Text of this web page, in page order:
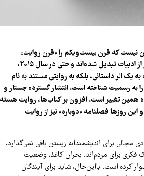
نیست که قرن بیست‌ویکم را «قرن روایت»
بنامیم؛ دوره‌ای که در آن روایت‌های مستند به بخشی جدایی‌ناپذیر از ادبیات تبدیل شده‌اند و حتی در سال ۲۰۱۵،
یک اثر داستانی، بلکه به روایتی مستند به نام
به رسمیت شناخته است. انتشار گسترده جستار و
همین تغییر است. افزون بر کتاب‌ها، روایت هسته
روزها فصلنامه «دوباره» نیز از روایت
مجالی برای اندیشمندانه زیستن باقی نمی‌گذارد،
فکری برای مردم‌اند. بحران کاغذ، وضعیت
کرده است. بااین‌حال، شاید برای آیندگان